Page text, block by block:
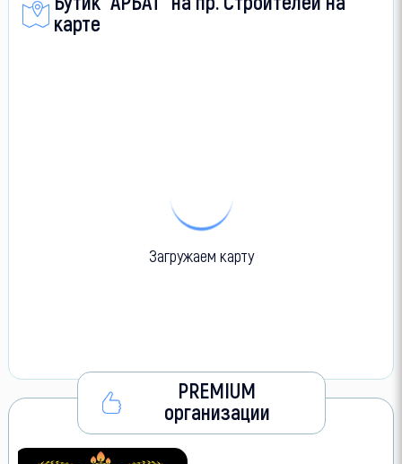
карте
Загружаем карту
PREMIUM
организации